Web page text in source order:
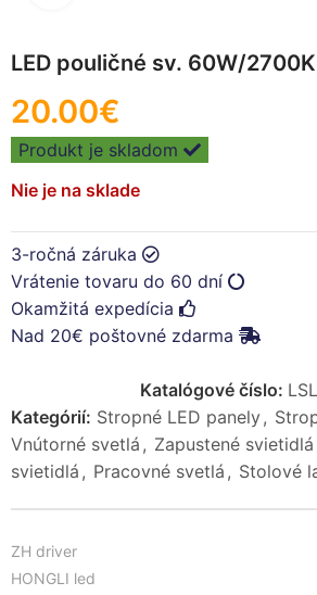
LED pouličné sv. 60W/2700K
20.00€
Produkt je skladom
Nie je na sklade
3-ročná záruka
Vrátenie tovaru do 60 dní
Okamžitá expedícia
Nad 20€ poštovné zdarma
Katalógové číslo:
Kategórií: Stropné LED panely,
Vnútorné svetlá , Zapustené svietidlá
svietidlá , Pracovné svetlá , Stolové
ZH driver
HONGLI led